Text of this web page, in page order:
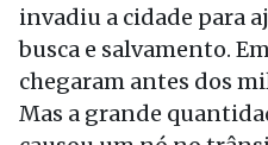
invadiu a cidade para
busca e salvamento.
chegaram antes dos
Mas a grande